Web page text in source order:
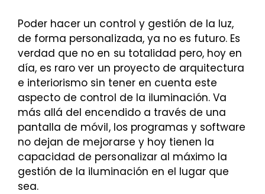
Poder hacer un control y gestión de la luz,
de forma personalizada, ya no es futuro. Es
verdad que no en su totalidad pero, hoy en
día, es raro ver un proyecto de arquitectura
e interiorismo sin tener en cuenta este
aspecto de control de la iluminación. Va
más allá del encendido a través de una
pantalla de móvil, los programas y software
no dejan de mejorarse y hoy tienen la
capacidad de personalizar al máximo la
gestión de la iluminación en el lugar que
sea.